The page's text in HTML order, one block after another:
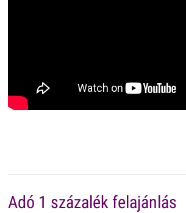
Adó 1 százalék felajánlás